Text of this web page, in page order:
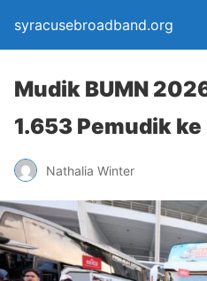
syracusebroadband.org
Mudik BUMN
1.653 Pemudik
Nathalia Winter